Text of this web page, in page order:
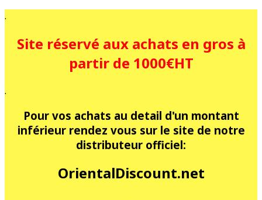
.
Site réservé aux achats en gros à
partir de 1000€HT
.
Pour vos achats au detail d'un montant
inférieur rendez vous sur le site de notre
distributeur officiel:
OrientalDiscount.net